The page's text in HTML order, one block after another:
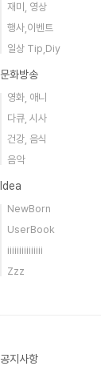
재미, 영상
행사,이벤트
일상 Tip,Diy
문화방송
영화, 애니
다큐, 시사
건강, 음식
음악
Idea
NewBorn
UserBook
iiiiiiiiiiiiiii
Zzz
공지사항